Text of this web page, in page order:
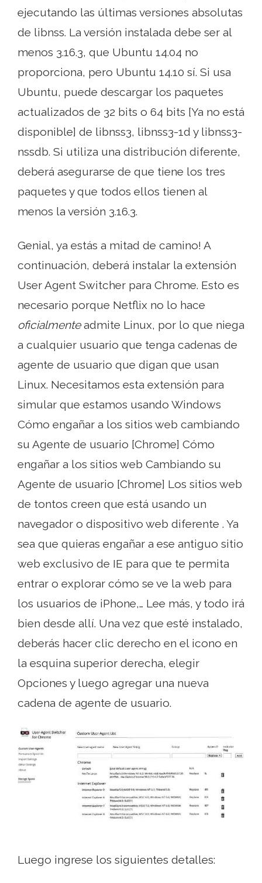
ejecutando las últimas versiones absolutas
de libnss. La versión instalada debe ser al
menos 3.16.3, que Ubuntu 14.04 no
proporciona, pero Ubuntu 14.10 sí. Si usa
Ubuntu, puede descargar los paquetes
actualizados de 32 bits o 64 bits [Ya no está
disponible] de libnss3, libnss3-1d y libnss3-
nssdb. Si utiliza una distribución diferente,
deberá asegurarse de que tiene los tres
paquetes y que todos ellos tienen al
menos la versión 3.16.3.
Genial, ya estás a mitad de camino! A
continuación, deberá instalar la extensión
User Agent Switcher para Chrome. Esto es
necesario porque Netflix no lo hace
oficialmenteadmite Linux, por lo que niega
a cualquier usuario que tenga cadenas de
agente de usuario que digan que usan
Linux. Necesitamos esta extensión para
simular que estamos usando Windows
Cómo engañar a los sitios web cambiando
su Agente de usuario [Chrome] Cómo
engañar a los sitios web Cambiando su
Agente de usuario [Chrome] Los sitios web
de tontos creen que está usando un
navegador o dispositivo web diferente . Ya
sea que quieras engañar a ese antiguo sitio
web exclusivo de IE para que te permita
entrar o explorar cómo se ve la web para
los usuarios de iPhone,… Lee más, y todo irá
bien desde allí. Una vez que esté instalado,
deberás hacer clic derecho en el icono en
la esquina superior derecha, elegir
Opciones y luego agregar una nueva
cadena de agente de usuario.
Luego ingrese los siguientes detalles: